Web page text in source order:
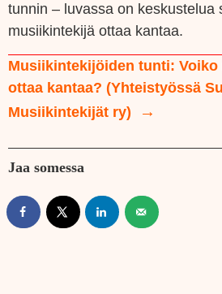
tunnin – luvassa on keskustelua
musiikintekijä ottaa kantaa.
Musiikintekijöiden tunti:
ottaa kantaa? (Yhteistyössä
Musiikintekijät ry)
Jaa somessa